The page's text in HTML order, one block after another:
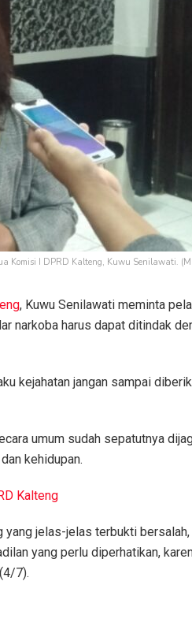
Komisi I DPRD Kalteng, Kuwu Senilawati.
, Kuwu Senilawati meminta
narkoba harus dapat ditindak
kejahatan jangan sampai
umum sudah sepatutnya
kehidupan.
Kalteng
yang jelas-jelas terbukti
yang perlu diperhatikan,
7).